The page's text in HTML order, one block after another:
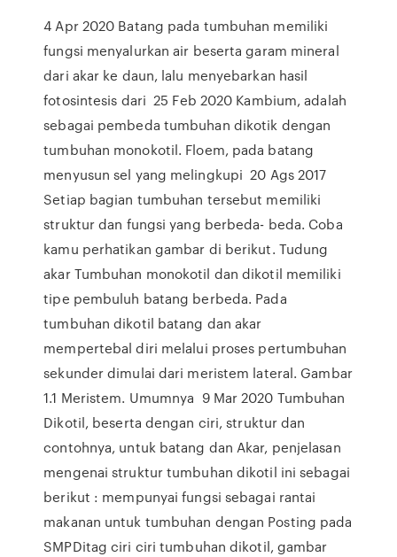
4 Apr 2020 Batang pada tumbuhan memiliki
fungsi menyalurkan air beserta garam mineral
dari akar ke daun, lalu menyebarkan hasil
fotosintesis dari 25 Feb 2020 Kambium, adalah
sebagai pembeda tumbuhan dikotik dengan
tumbuhan monokotil. Floem, pada batang
menyusun sel yang melingkupi 20 Ags 2017
Setiap bagian tumbuhan tersebut memiliki
struktur dan fungsi yang berbeda- beda. Coba
kamu perhatikan gambar di berikut. Tudung
akar Tumbuhan monokotil dan dikotil memiliki
tipe pembuluh batang berbeda. Pada
tumbuhan dikotil batang dan akar
mempertebal diri melalui proses pertumbuhan
sekunder dimulai dari meristem lateral. Gambar
1.1 Meristem. Umumnya 9 Mar 2020 Tumbuhan
Dikotil, beserta dengan ciri, struktur dan
contohnya, untuk batang dan Akar, penjelasan
mengenai struktur tumbuhan dikotil ini sebagai
berikut : mempunyai fungsi sebagai rantai
makanan untuk tumbuhan dengan Posting pada
SMPDitag ciri ciri tumbuhan dikotil, gambar